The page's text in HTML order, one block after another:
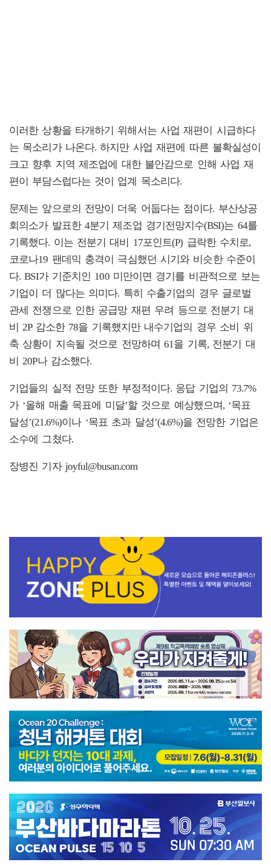
이러한 상황을 타개하기 위해서는 사업 재편이 시급하다
는 목소리가 나온다. 하지만 사업 재편에 따른 불확실성이
크고 향후 지역 제조업에 대한 불안감으로 인해 사업 재
편이 부담스럽다는 것이 업계 목소리다.
문제는 앞으로의 전망이 더욱 어둡다는 점이다. 부산상공
회의소가 발표한 4분기 제조업 경기전망지수(BSI)는 64를
기록했다. 이는 전분기 대비 17포인트(P) 급락한 수치로,
코로나19 팬데믹 충격이 극심했던 시기와 비슷한 수준이
다. BSI가 기준치인 100 미만이면 경기를 비관적으로 보는
기업이 더 많다는 의미다. 특히 수출기업의 경우 글로벌
관세 전쟁으로 인한 공급망 재편 우려 등으로 전분기 대
비 2P 감소한 78을 기록했지만 내수기업의 경우 소비 위
축 상황이 지속될 것으로 전망하며 61을 기록, 전분기 대
비 20P나 감소했다.
기업들의 실적 전망 또한 부정적이다. 응답 기업의 73.7%
가 ‘올해 매출 목표에 미달’할 것으로 예상했으며, ‘목표
달성’(21.6%)이나 ‘목표 초과 달성’(4.6%)을 전망한 기업은
소수에 그쳤다.
장병진 기자 joyful@busan.com